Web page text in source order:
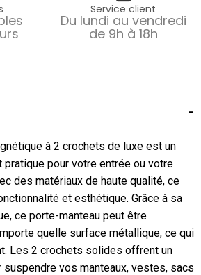
Service client
Du lundi au vendredi
de 9h à 18h
à 2 crochets de luxe est un
pour votre entrée ou votre
des matériaux de haute qualité, ce
et esthétique. Grâce à sa
ce porte-manteau peut être
quelle surface métallique, ce qui
Les 2 crochets solides offrent un
vos manteaux, vestes, sacs